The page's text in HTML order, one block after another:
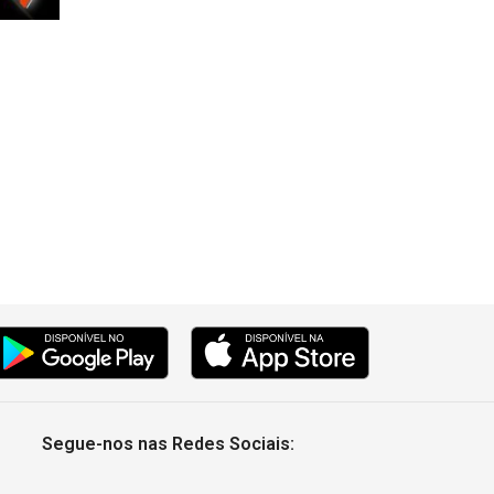
Segue-nos nas Redes Sociais: